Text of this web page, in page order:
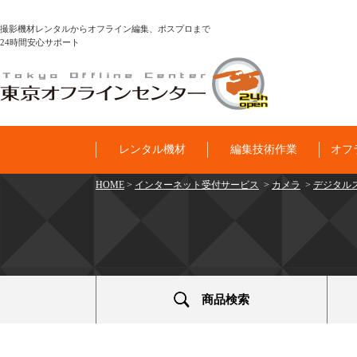
撮影機材レンタルからオフライン編集、ポスプロまで
24時間安心サポート
レンタル機材 編集技術作業 オフ
HOME > インターネット受付サービス > カメラ > デジタル
商品検索